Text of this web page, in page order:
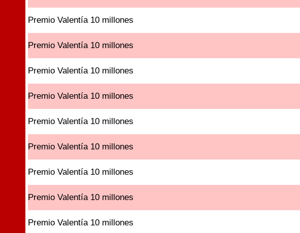
Premio Valentía 10 millones
Premio Valentía 10 millones
Premio Valentía 10 millones
Premio Valentía 10 millones
Premio Valentía 10 millones
Premio Valentía 10 millones
Premio Valentía 10 millones
Premio Valentía 10 millones
Premio Valentía 10 millones